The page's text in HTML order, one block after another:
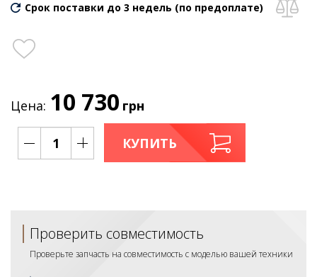
Срок поставки до 3 недель (по предоплате)
Цена: 10 730 грн
КУПИТЬ
Проверить совместимость
Проверьте запчасть на совместимость с моделью вашей техники